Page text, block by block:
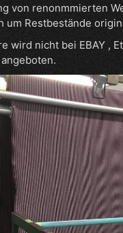
von renonmmierten
um Restbestände
wird nicht bei EBAY ,